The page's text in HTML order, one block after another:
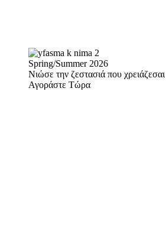
Spring/Summer 2026
Νιώσε την ζεστασιά που χρειάζεσαι
Αγοράστε Τώρα